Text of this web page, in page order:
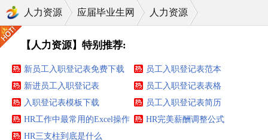
人力资源 应届毕业生网 人力资源
【人力资源】特别推荐:
新员工入职登记表免费下载
员工入职登记表范本
新进员工入职登记表
员工入职登记表表格
入职登记表模板下载
员工入职登记表简历
HR工作中最常用的Excel操作
技巧大全
HR完美薪酬调整公式
HR三支柱到底是什么